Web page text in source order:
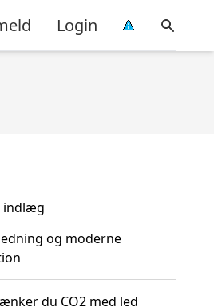
Login
indlæg
og moderne
du CO2 med led